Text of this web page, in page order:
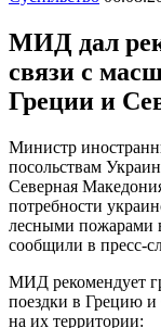
МИД дал
связи с
Греции и
Министр
посольствам
Северная
потребности
лесными пожарами
сообщили в пресс-
МИД рекомендует
поездки в Грецию
на их территории: